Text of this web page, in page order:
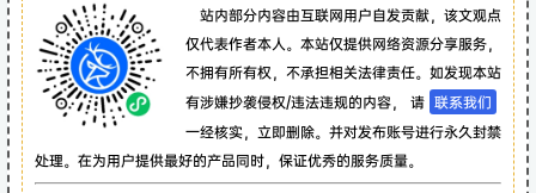
站内部分内容由互联网用户自发贡献，该文观点
仅代表作者本人。本站仅提供网络资源分享服务，
不拥有所有权，不承担相关法律责任。如发现本站
有涉嫌抄袭侵权/违法违规的内容， 请 联系我们
一经核实，立即删除。并对发布账号进行永久封禁
处理。在为用户提供最好的产品同时，保证优秀的服务质量。